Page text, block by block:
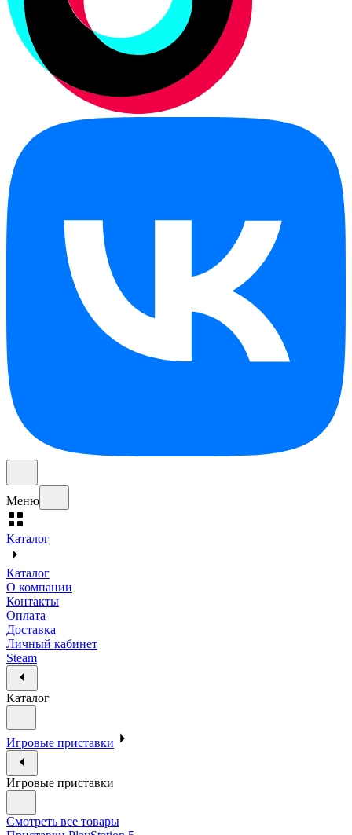
Меню
Каталог
Каталог
О компании
Контакты
Оплата
Доставка
Личный кабинет
Steam
Каталог
Игровые приставки
Игровые приставки
Смотреть все товары